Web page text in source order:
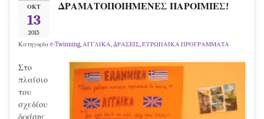
ΟΚΤ
13
2015
ΔΡΑΜΑΤΟΠΟΙΗΜΕΝΕΣ ΠΑΡΟΙΜΙΕΣ!
Κατηγορία e-Twinning,ΑΓΓΛΙΚΑ,ΔΡΑΣΕΙΣ,ΕΥΡΩΠΑΪΚΑ ΠΡΟΓΡΑΜΜΑΤΑ
Στο
πλαίσιο
του
σχεδίου
δράσης